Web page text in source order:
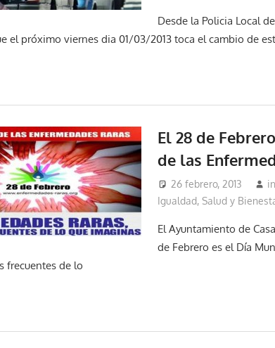
Desde la Policia Local
el próximo viernes dia 01/03/2013 toca el cambio de
El 28 de
de las
26 febrero, 2013
Igualdad, Salud y
El Ayuntamiento de
de Febrero es el Día
frecuentes de lo